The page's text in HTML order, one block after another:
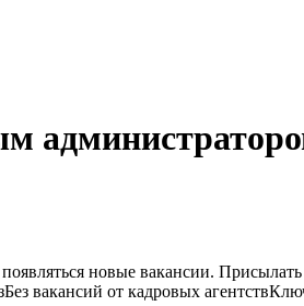
новые вакансии.
Без вакансий от кадровых агентств